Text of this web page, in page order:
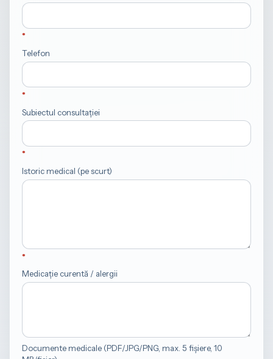
Telefon
Subiectul consultației
Istoric medical (pe scurt)
Medicație curentă / alergii
Documente medicale (PDF/JPG/PNG, max. 5 fișiere, 10